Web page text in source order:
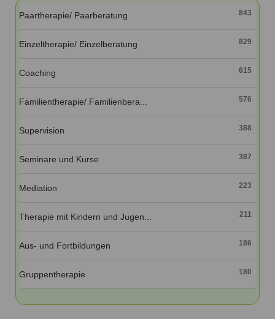
Qualitätssicherung
Familienthemen
Systemischer Ansatz
Seminare und Kurse
Information über Qualifikation
Benutzername
Passwort*
vergessen?
Sitemap
Formular zur Registrierung
Paartherapie/ Paarberatung 843
Einzeltherapie/ Einzelberatung 829
Coaching 615
Familientherapie/ Familienbera... 576
Supervision 388
Seminare und Kurse 387
Mediation 223
Therapie mit Kindern und Jugen... 211
Aus- und Fortbildungen 186
Gruppentherapie 180